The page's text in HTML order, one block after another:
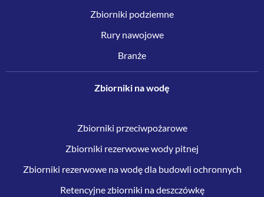
Zbiorniki podziemne
Rury nawojowe
Branże
Zbiorniki na wodę
Zbiorniki przeciwpożarowe
Zbiorniki rezerwowe wody pitnej
Zbiorniki rezerwowe na wodę dla budowli ochronnych
Retencyjne zbiorniki na deszczówkę